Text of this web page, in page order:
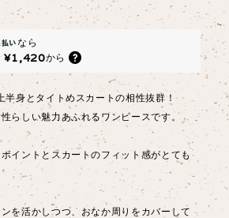
なら
¥1,420から
半身とタイトめスカートの相性抜群！
らしい魅力あふれるワンピースです。
イントとスカートのフィット感がとても
を活かしつつ、おなか周りをカバーして